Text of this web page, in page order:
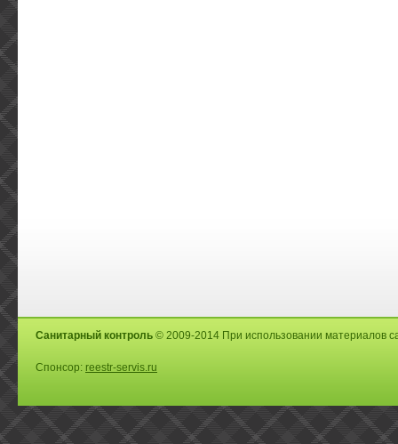
Санитарный контроль © 2009-2014 При использовании материалов
Спонсор: reestr-servis.ru